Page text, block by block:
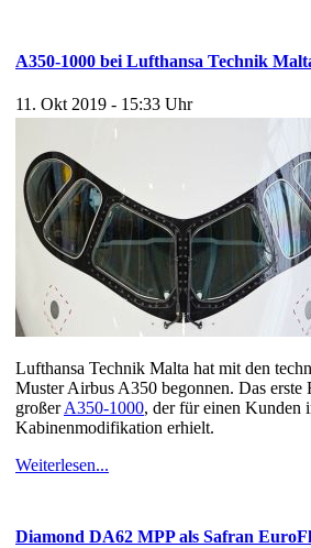
A350-1000 bei Lufthansa Technik
11. Okt 2019 - 15:33 Uhr
Lufthansa Technik Malta hat mit den
Muster Airbus A350 begonnen. Das erste
großerA350-1000, der für einen Kunden
Kabinenmodifikation erhielt.
Weiterlesen...
Diamond DA62 MPP als Safran